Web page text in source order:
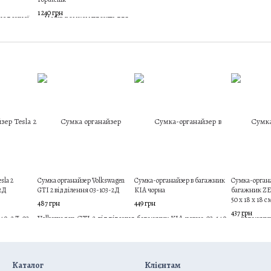
1 240 грн
2
Сумка органайзер Volkswagen
GTI 2 відділення 03-103-2Д
487 грн
Сумка-органайзер в багажник
KIA чорна
449 грн
Сумка-
багажник
50 х 18 х 18
437 грн
Каталог Клієнтам